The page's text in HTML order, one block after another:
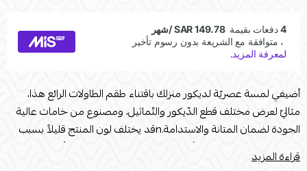
أضيفي لمسة عصريّة لديكور منزلك باقتناء طقم الطاولات الرائع هذا،
مثاليّ لعرض مختلف قطع الدّيكور والتّماثيل، ومصنوع من خامات عالية
الجودة لضمان المتانة والاستدامة.nقد يختلف لون المنتج قليلاً بسبب
إضاءة الصور الفوتوغرافية أو إعدادات الشاشة الخاصة بك. تُستخدم صور
قراءة المزيد